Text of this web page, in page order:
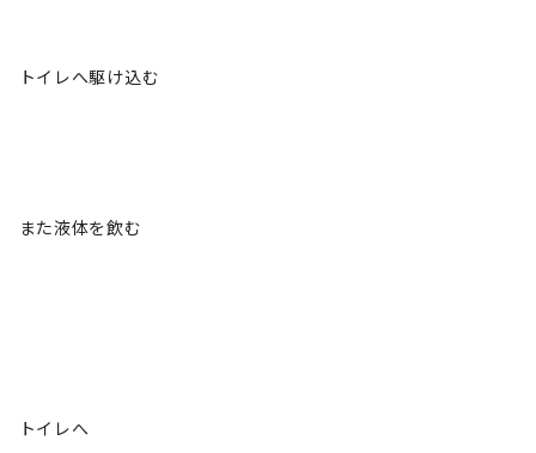
トイレへ駆け込む
また液体を飲む
トイレへ